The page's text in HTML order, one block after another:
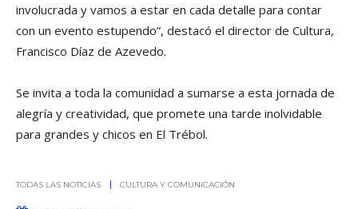
involucrada y vamos a estar en cada detalle para contar
con un evento estupendo”, destacó el director de Cultura,
Francisco Díaz de Azevedo.
Se invita a toda la comunidad a sumarse a esta jornada de
alegría y creatividad, que promete una tarde inolvidable
para grandes y chicos en El Trébol.
TODAS LAS NOTICIAS CULTURA Y COMUNICACIÓN